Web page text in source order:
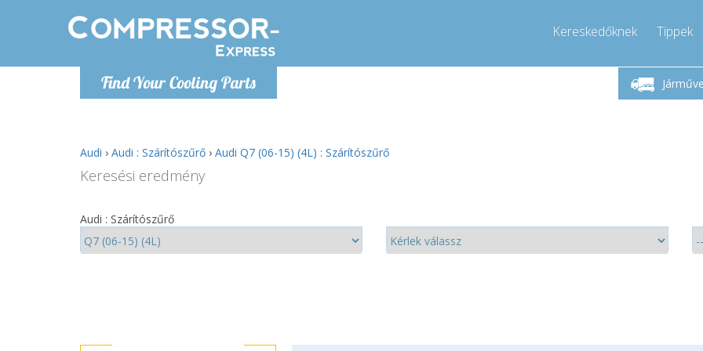
Find Your Cooling Parts
Kereskedőknek Tippek
Hétfő-Péntek 9-17
Hívjon!
Audi › Audi : Szárítószűrő › Audi Q7 (06-15) (4L) : Szárítószűrő
Keresési eredmény
Audi : Szárítószűrő